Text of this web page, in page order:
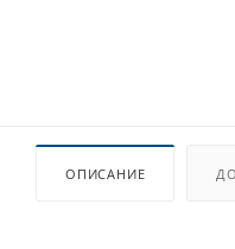
ОПИСАНИЕ